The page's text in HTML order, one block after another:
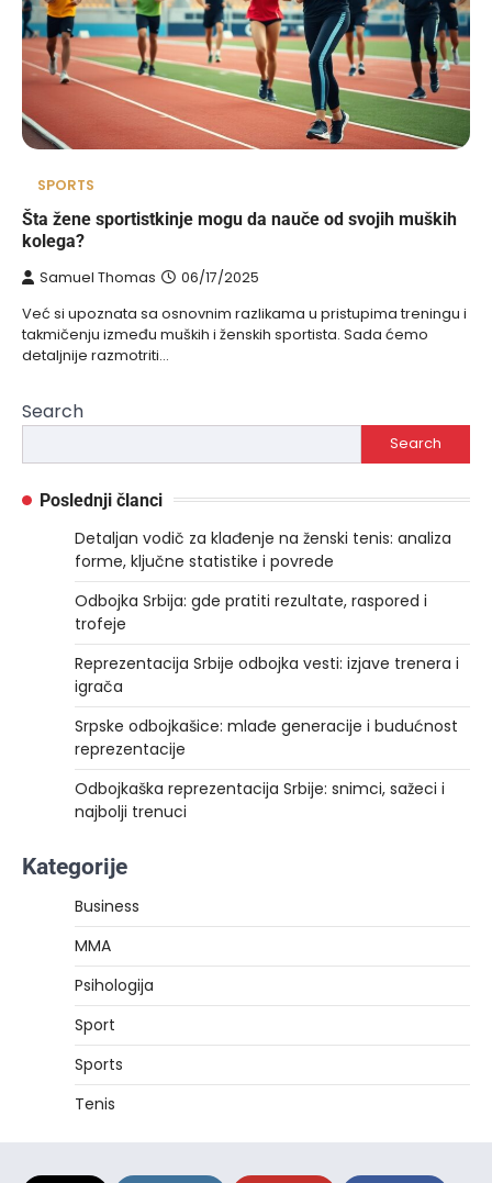
SPORTS
Šta žene sportistkinje mogu da nauče od svojih muških
kolega?
Samuel Thomas 06/17/2025
Već si upoznata sa osnovnim razlikama u pristupima treningu i
takmičenju između muških i ženskih sportista. Sada ćemo
detaljnije razmotriti…
Search
Search
Poslednji članci
Detaljan vodič za klađenje na ženski tenis: analiza
forme, ključne statistike i povrede
Odbojka Srbija: gde pratiti rezultate, raspored i
trofeje
Reprezentacija Srbije odbojka vesti: izjave trenera i
igrača
Srpske odbojkašice: mlađe generacije i budućnost
reprezentacije
Odbojkaška reprezentacija Srbije: snimci, sažeci i
najbolji trenuci
Kategorije
Business
MMA
Psihologija
Sport
Sports
Tenis